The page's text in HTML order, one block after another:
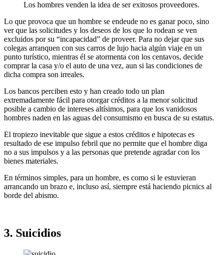
Los hombres venden la idea de ser exitosos proveedores.
Lo que provoca que un hombre se endeude no es ganar poco, sino
ver que las solicitudes y los deseos de los que lo rodean se ven
excluidos por su “incapacidad” de proveer. Para no dejar que sus
colegas arranquen con sus carros de lujo hacia algún viaje en un
punto turístico, mientras él se atormenta con los centavos, decide
comprar la casa y/o el auto de una vez, aun si las condiciones de
dicha compra son irreales.
Los bancos perciben esto y han creado todo un plan
extremadamente fácil para otorgar créditos a la menor solicitud
posible a cambio de intereses altísimos, para que los vanidosos
hombres naden en las aguas del consumismo en busca de su estatus.
El tropiezo inevitable que sigue a estos créditos e hipotecas es
resultado de ese impulso febril que no permite que el hombre diga
no a sus impulsos y a las personas que pretende agradar con los
bienes materiales.
En términos simples, para un hombre, es como si le estuvieran
arrancando un brazo e, incluso así, siempre está haciendo picnics al
borde del abismo.
3. Suicidios